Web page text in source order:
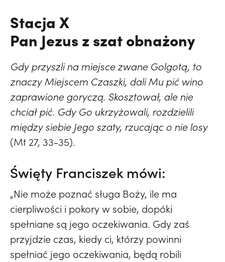
Stacja X
Pan Jezus z szat obnażony
Gdy przyszli na miejsce zwane Golgotą, to
znaczy Miejscem Czaszki, dali Mu pić wino
zaprawionegoryczą. Skosztował, ale nie
chciał pić. Gdy Go ukrzyżowali, rozdzielili
między siebie Jego szaty, rzucając o nie losy
(Mt 27, 33-35).
Święty Franciszek mówi:
„Nie może poznać sługa Boży, ile ma
cierpliwości i pokory w sobie, dopóki
spełniane są jego oczekiwania. Gdy zaś
przyjdzie czas, kiedy ci, którzy powinni
spełniać jego oczekiwania, będą robili